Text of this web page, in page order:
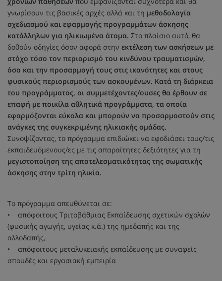
γνωρίσουν τις βασικές αρχές αλλά και τη μεθοδολογία
σχεδιασμού και εφαρμογής προγραμμάτων άσκησης
κατάλληλων για ηλικιωμένα άτομα. Στο πλαίσιο αυτό, θα
δοθούν οδηγίες όσον αφορά στην εκτέλεση των ασκήσεων με
στόχο τόσο τον περιορισμό του κινδύνου τραυματισμών,
όσο και την προσαρμογή τους στις ικανότητες και στους
φυσικούς περιορισμούς των ασκουμένων. Κατά τη διάρκεια
του προγράμματος, οι συμμετέχοντες/ουσες θα έρθουν σε
επαφή με ποικίλα αθλητικά προγράμματα, τα οποία
εφαρμόζονται εύκολα και μπορούν να προσαρμοστούν στις
ανάγκες της συγκεκριμένης ηλικιακής ομάδας.
Συνοψίζοντας, το πρόγραμμα επιδιώκει να εφοδιάσει τους/τις
εκπαιδευόμενους/ες με τις απαραίτητες δεξιότητες για τη
μεγιστοποίηση της αποτελεσματικότητας της σωματικής
άσκησης στην τρίτη ηλικία.
Το πρόγραμμα απευθύνεται σε:
• απόφοιτους Τριτοβάθμιας Εκπαίδευσης σχετικών σχολών
(φυσικής αγωγής, υγείας κ.ά.) της ημεδαπής και της
αλλοδαπής,
• απόφοιτους μεταλυκειακής εκπαίδευσης με συναφείς
σπουδές και εργασιακή εμπειρία